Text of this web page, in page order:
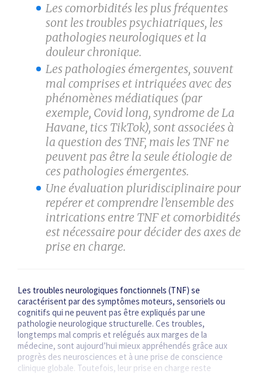
Les comorbidités les plus fréquentes
sont les troubles psychiatriques, les
pathologies neurologiques et la
douleur chronique.
Les pathologies émergentes, souvent
mal comprises et intriquées avec des
phénomènes médiatiques (par
exemple, Covid long, syndrome de La
Havane, tics TikTok), sont associées à
la question des TNF, mais les TNF ne
peuvent pas être la seule étiologie de
ces pathologies émergentes.
Une évaluation pluridisciplinaire pour
repérer et comprendre l’ensemble des
intrications entre TNF et comorbidités
est nécessaire pour décider des axes de
prise en charge.
Les troubles neurologiques fonctionnels (TNF) se
caractérisent par des symptômes moteurs, sensoriels ou
cognitifs qui ne peuvent pas être expliqués par une
pathologie neurologique structurelle. Ces troubles,
longtemps mal compris et relégués aux marges de la
médecine, sont aujourd’hui mieux appréhendés grâce aux
progrès des neuro­sciences et à une prise de conscience
clinique globale. Toutefois, leur prise en charge reste